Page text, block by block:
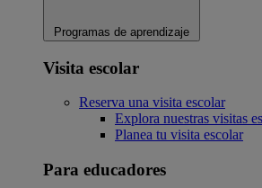
Programas de aprendizaje
Visita escolar
Reserva una visita escolar
Explora nuestras visitas
Planea tu visita escolar
Para educadores